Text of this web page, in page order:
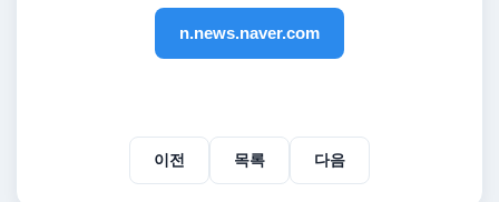
n.news.naver.com
이전 목록 다음